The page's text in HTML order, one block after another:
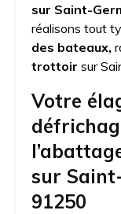
sur Saint-
réalisons tout
des bateaux,
trottoir sur
Votre
sur
91250